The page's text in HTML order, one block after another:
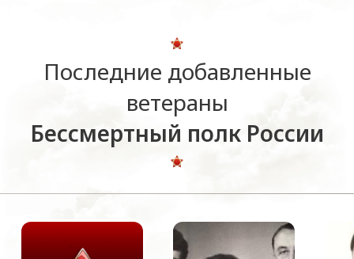
Последние добавленные
ветераны
Бессмертный полк России